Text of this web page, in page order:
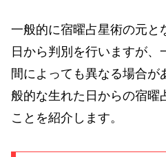
一般的に宿曜占星術の元と
日から判別を行いますが
間によっても異なる場合が
般的な生れた日からの宿曜
ことを紹介します。